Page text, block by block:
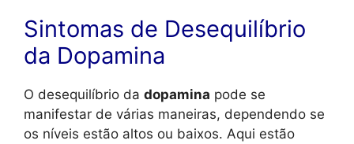
Sintomas de Desequilíbrio
da Dopamina
O desequilíbrio da dopamina pode se
manifestar de várias maneiras, dependendo se
os níveis estão altos ou baixos. Aqui estão